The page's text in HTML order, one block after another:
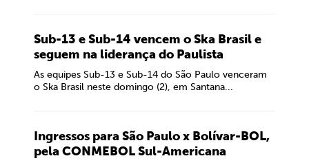
Sub-13 e Sub-14 vencem o Ska Brasil e
seguem na liderança do Paulista
As equipes Sub-13 e Sub-14 do São Paulo venceram
o Ska Brasil neste domingo (2), em Santana...
Ingressos para São Paulo x Bolívar-BOL,
pela CONMEBOL Sul-Americana